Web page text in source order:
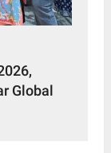
Global